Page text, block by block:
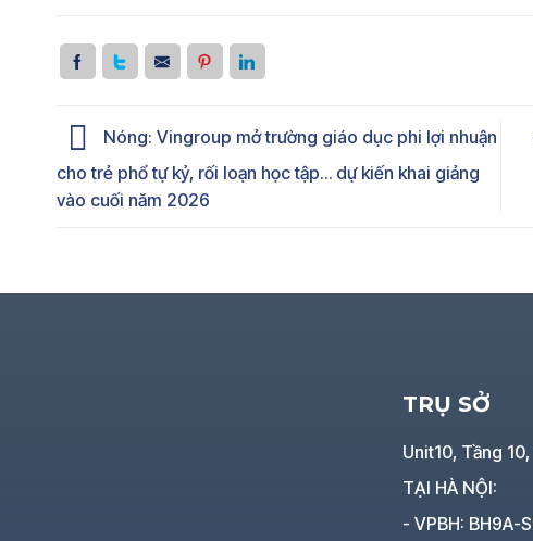
Nóng: Vingroup mở trường giáo dục phi lợi nhuận
cho trẻ phổ tự kỷ, rối loạn học tập… dự kiến khai giảng
vào cuối năm 2026
TRỤ SỞ
Unit10, Tầng
TẠI HÀ NỘI:
- VPBH: BH9A-